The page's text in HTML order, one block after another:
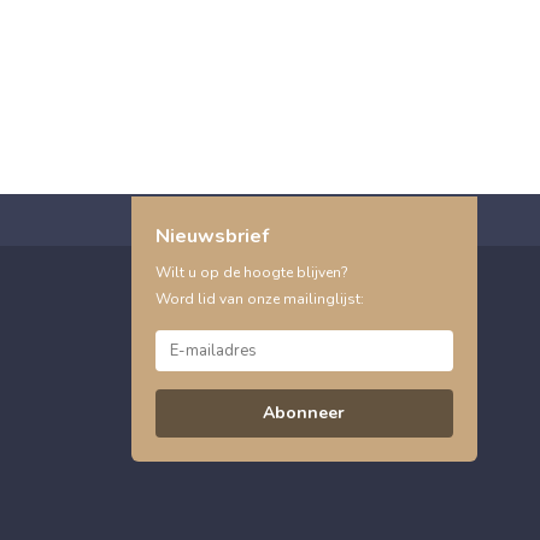
Nieuwsbrief
Wilt u op de hoogte blijven?
Word lid van onze mailinglijst:
Abonneer